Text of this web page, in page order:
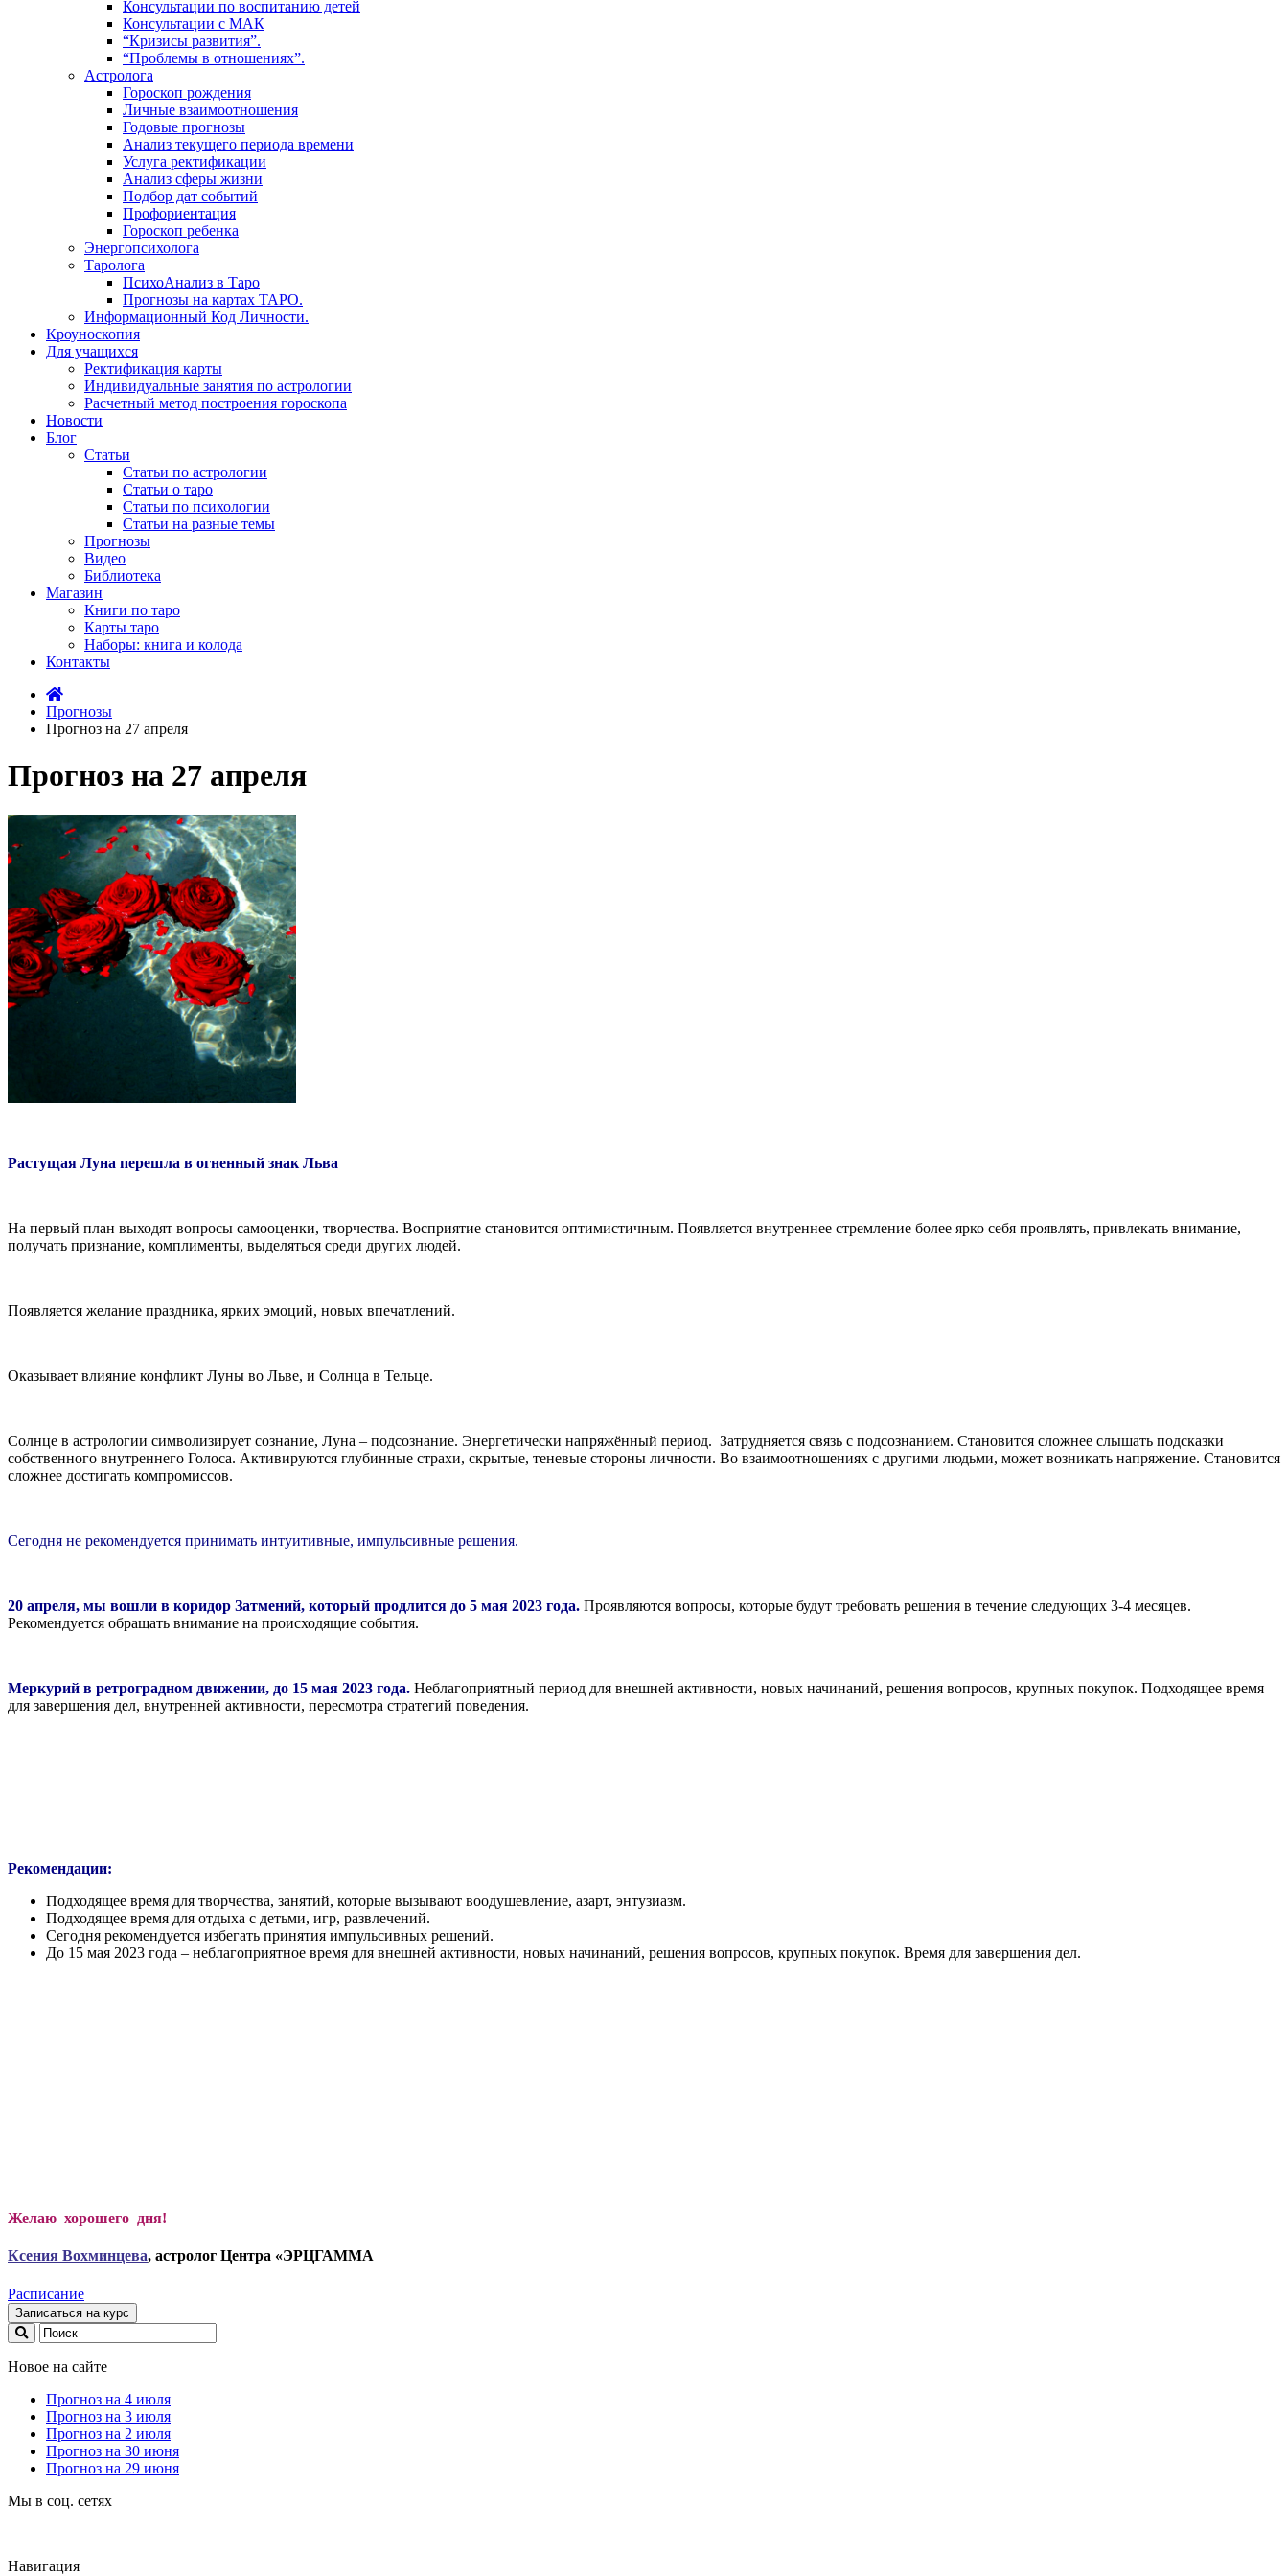
Консультации по воспитанию детей
Консультации с МАК
“Кризисы развития”.
“Проблемы в отношениях”.
Астролога
Гороскоп рождения
Личные взаимоотношения
Годовые прогнозы
Анализ текущего периода времени
Услуга ректификации
Анализ сферы жизни
Подбор дат событий
Профориентация
Гороскоп ребенка
Энергопсихолога
Таролога
ПсихоАнализ в Таро
Прогнозы на картах ТАРО.
Информационный Код Личности.
Кроуноскопия
Для учащихся
Ректификация карты
Индивидуальные занятия по астрологии
Расчетный метод построения гороскопа
Новости
Блог
Статьи
Статьи по астрологии
Статьи о таро
Статьи по психологии
Статьи на разные темы
Прогнозы
Видео
Библиотека
Магазин
Книги по таро
Карты таро
Наборы: книга и колода
Контакты
Прогнозы
Прогноз на 27 апреля
Прогноз на 27 апреля
Растущая Луна перешла в огненный знак Льва
На первый план выходят вопросы самооценки, творчества. Восприятие становится оптимистичным. Появляется внутреннее стремление более ярко себя проявлять, привлекать внимание,
получать признание, комплименты, выделяться среди других людей.
Появляется желание праздника, ярких эмоций, новых впечатлений.
Оказывает влияние конфликт Луны во Льве, и Солнца в Тельце.
Солнце в астрологии символизирует сознание, Луна – подсознание. Энергетически напряжённый период. Затрудняется связь с подсознанием. Становится сложнее слышать подсказки
собственного внутреннего Голоса. Активируются глубинные страхи, скрытые, теневые стороны личности. Во взаимоотношениях с другими людьми, может возникать напряжение. Становится
сложнее достигать компромиссов.
Сегодня не рекомендуется принимать интуитивные, импульсивные решения.
20 апреля, мы вошли в коридор Затмений, который продлится до 5 мая 2023 года. Проявляются вопросы, которые будут требовать решения в течение следующих 3-4 месяцев.
Рекомендуется обращать внимание на происходящие события.
Меркурий в ретроградном движении, до 15 мая 2023 года. Неблагоприятный период для внешней активности, новых начинаний, решения вопросов, крупных покупок. Подходящее время
для завершения дел, внутренней активности, пересмотра стратегий поведения.
Рекомендации:
Подходящее время для творчества, занятий, которые вызывают воодушевление, азарт, энтузиазм.
Подходящее время для отдыха с детьми, игр, развлечений.
Сегодня рекомендуется избегать принятия импульсивных решений.
До 15 мая 2023 года – неблагоприятное время для внешней активности, новых начинаний, решения вопросов, крупных покупок. Время для завершения дел.
Желаю хорошего дня!
Ксения Вохминцева, астролог Центра «ЭРЦГАММА
Расписание
Записаться на курс
Новое на сайте
Прогноз на 4 июля
Прогноз на 3 июля
Прогноз на 2 июля
Прогноз на 30 июня
Прогноз на 29 июня
Мы в соц. сетях
Навигация